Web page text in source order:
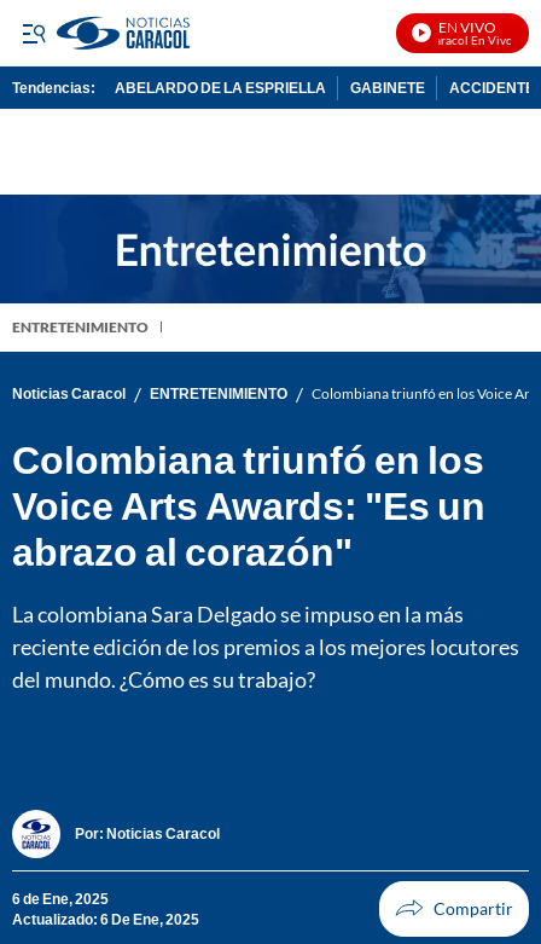
EN VIVO
Noticias Caracol En Vivo
Tendencias: ABELARDO DE LA ESPRIELLA GABINETE ACCIDENTE
ENTRETENIMIENTO
Noticias Caracol / ENTRETENIMIENTO / Colombiana triunfó en los Voice
Colombiana triunfó en los
Voice Arts Awards: "Es un
abrazo al corazón"
La colombiana Sara Delgado se impuso en la más
reciente edición de los premios a los mejores locutores
del mundo. ¿Cómo es su trabajo?
Por: Noticias Caracol
6 de Ene, 2025
Actualizado: 6 De Ene, 2025